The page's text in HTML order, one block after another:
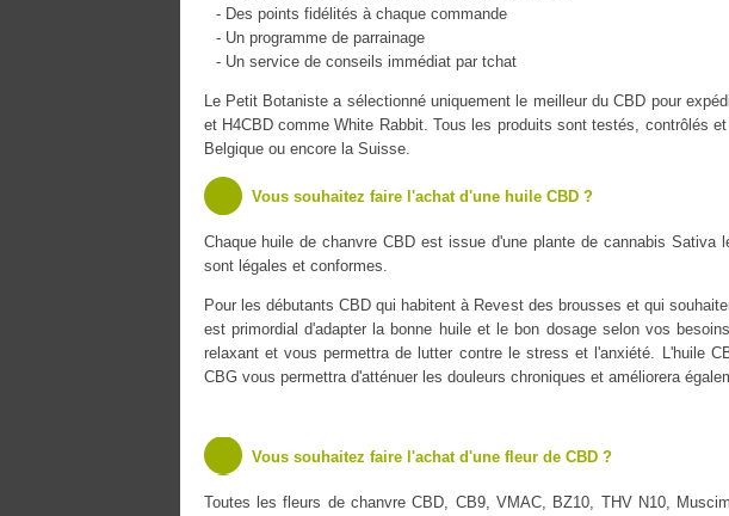
- Des points fidélités à chaque commande
- Un programme de parrainage
- Un service de conseils immédiat par tchat
Le Petit Botaniste a sélectionné uniquement le meilleur du CBD pour
et H4CBD comme White Rabbit. Tous les produits sont testés, contrôlés
Belgique ou encore la Suisse.
Vous souhaitez faire l'achat d'une huile CBD ?
Chaque huile de chanvre CBD est issue d'une plante de cannabis
sont légales et conformes.
Pour les débutants CBD qui habitent à Revest des brousses et qui
est primordial d'adapter la bonne huile et le bon dosage selon vos
relaxant et vous permettra de lutter contre le stress et l'anxiété. L'huile
CBG vous permettra d'atténuer les douleurs chroniques et améliorera
Vous souhaitez faire l'achat d'une fleur de CBD ?
Toutes les fleurs de chanvre CBD, CB9, VMAC, BZ10, THV N10,